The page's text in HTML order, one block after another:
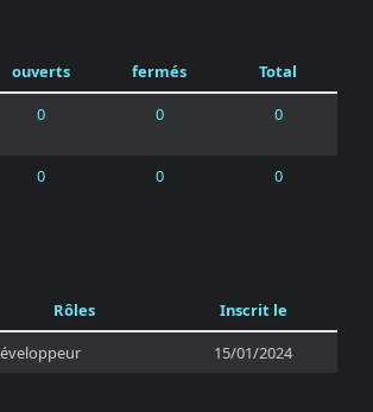
ouverts fermés
Total
0 0 0
0 0 0
Rôles
Inscrit le
15/01/2024